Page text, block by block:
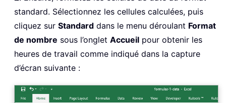
standard. Sélectionnez les cellules calculées, puis
cliquez sur Standard dans le menu déroulant Format
de nombre sous l’onglet Accueil pour obtenir les
heures de travail comme indiqué dans la capture
d’écran suivante :